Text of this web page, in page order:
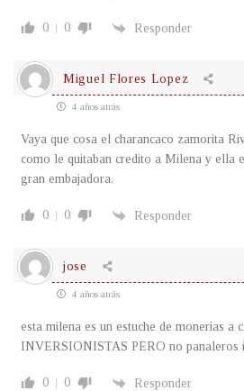
0 0 Responder
Miguel Flores Lopez
4 años atrás
Vaya que cosa el charancaco zamorita
como le quitaban credito a Milena y ella
gran embajadora.
0 0 Responder
jose
4 años atrás
esta milena es un estuche de monerias a
INVERSIONISTAS PERO no panaleros
0 0 Responder